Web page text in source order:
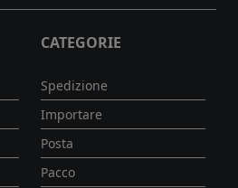
CATEGORIE
Spedizione
Importare
Posta
Pacco